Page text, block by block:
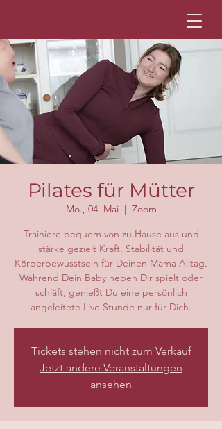
Pilates für Mütter
Mo., 04. Mai
  |
Zoom
Trainiere bequem von zu Hause aus und
stärke gezielt Kraft, Stabilität und
Körperbewusstsein für Deinen Mama Alltag.
Während Dein Baby neben Dir spielt oder
schläft, genießt Du eine persönlich
angeleitete Live Stunde nur für Dich.
Tickets stehen nicht zum Verkauf
Jetzt andere Veranstaltungen
ansehen